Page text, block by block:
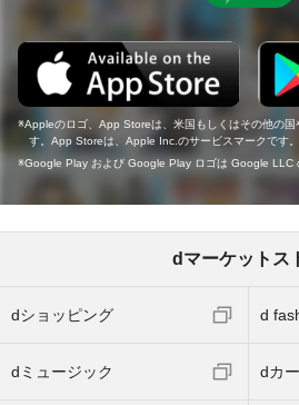
Appleのロゴ、App Storeは、米国もしくはその他の
す。App Storeは、Apple Inc.のサービスマークです。
Google Play および Google Play ロゴは Google LLC
dマーケットス
dショッピング d
dミュージック dカ